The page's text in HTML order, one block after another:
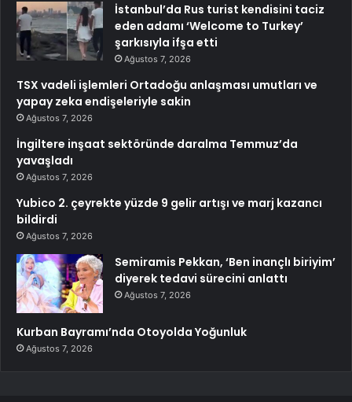
İstanbul’da Rus turist kendisini taciz
eden adamı ‘Welcome to Turkey’
şarkısıyla ifşa etti
Ağustos 7, 2026
TSX vadeli işlemleri Ortadoğu anlaşması umutları ve
yapay zeka endişeleriyle sakin
Ağustos 7, 2026
İngiltere inşaat sektöründe daralma Temmuz’da
yavaşladı
Ağustos 7, 2026
Yubico 2. çeyrekte yüzde 9 gelir artışı ve marj kazancı
bildirdi
Ağustos 7, 2026
Semiramis Pekkan, ‘Ben inançlı biriyim’
diyerek tedavi sürecini anlattı
Ağustos 7, 2026
Kurban Bayramı’nda Otoyolda Yoğunluk
Ağustos 7, 2026